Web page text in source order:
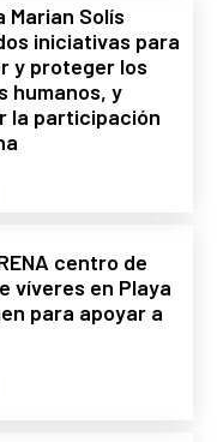
Marian Solís
iniciativas para
y proteger los
humanos, y
la participación
centro de
víveres en Playa
para apoyar a